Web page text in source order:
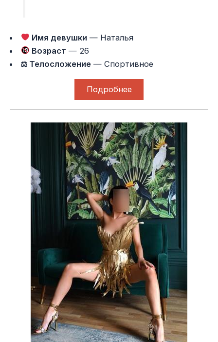
Имя девушки — Наталья
Возраст — 26
⚖ Телосложение — Спортивное
Подробнее